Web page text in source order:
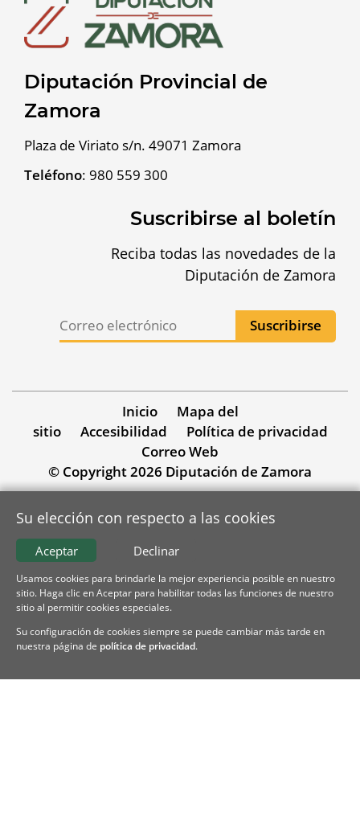
Diputación Provincial de
Zamora
Plaza de Viriato s/n. 49071 Zamora
Teléfono: 980 559 300
Suscribirse al boletín
Reciba todas las novedades de la
Diputación de Zamora
Inicio
Mapa del
sitio
Accesibilidad
Política de privacidad
Correo Web
© Copyright 2026 Diputación de Zamora
Su elección con respecto a las cookies
Declinar
Aceptar
Usamos cookies para brindarle la mejor experiencia posible en nuestro
sitio. Haga clic en Aceptar para habilitar todas las funciones de nuestro
sitio al permitir cookies especiales.
Su configuración de cookies siempre se puede cambiar más tarde en
nuestra página de política de privacidad.